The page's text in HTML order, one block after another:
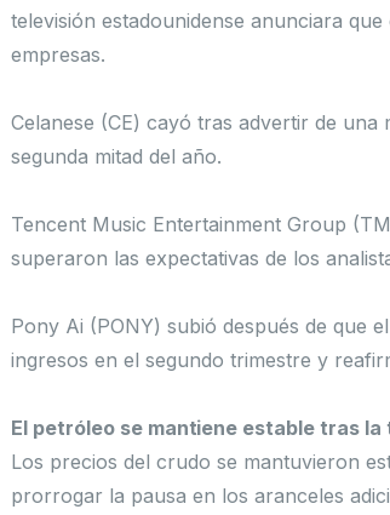
televisión estadounidense anunciara
empresas.
Celanese (CE) cayó tras advertir de
segunda mitad del año.
Tencent Music Entertainment Group
superaron las expectativas de los
Pony Ai (PONY) subió después de que
ingresos en el segundo trimestre y
El petróleo se mantiene estable tras
Los precios del crudo se mantuvieron
prorrogar la pausa en los aranceles